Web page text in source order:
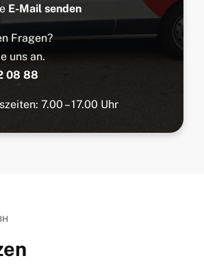
E-Mail senden
Fragen?
uns an.
08 88
7.00 – 17.00 Uhr